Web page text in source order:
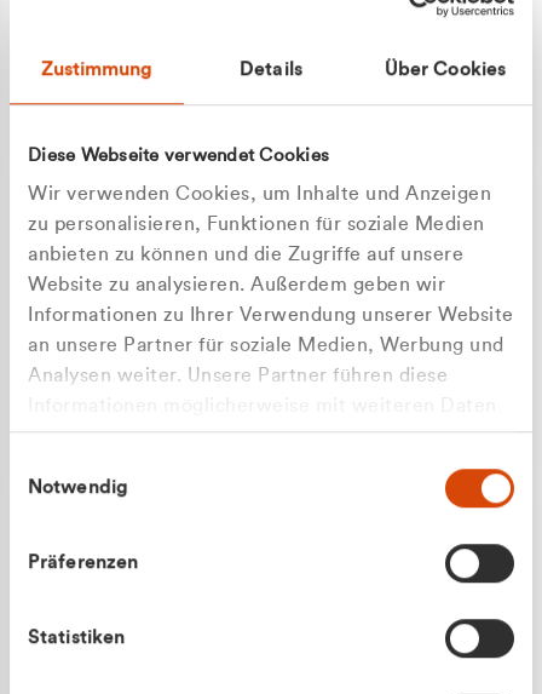
Zustimmung Details Über Cookies
Diese Webseite verwendet Cookies
Wir verwenden Cookies, um Inhalte und Anzeigen
zu personalisieren, Funktionen für soziale Medien
anbieten zu können und die Zugriffe auf unsere
Website zu analysieren. Außerdem geben wir
Informationen zu Ihrer Verwendung unserer Website
an unsere Partner für soziale Medien, Werbung und
Analysen weiter. Unsere Partner führen diese
zusammen, die Sie ihnen bereitgestellt haben oder
gesammelt haben.
Notwendig
Präferenzen
Statistiken
+49 177 8376058
Apilash Balanesan